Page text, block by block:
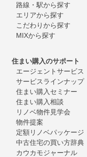
路線・駅から探す
エリアから探す
こだわりから探す
MIXから探す
住まい購入のサポート
エージェントサービス
サービスラインナップ
住まい購入セミナー
住まい購入相談
リノベ物件見学会
物件提案
定額リノベパッケージ
中古住宅の買い方辞典
カウカモジャーナル